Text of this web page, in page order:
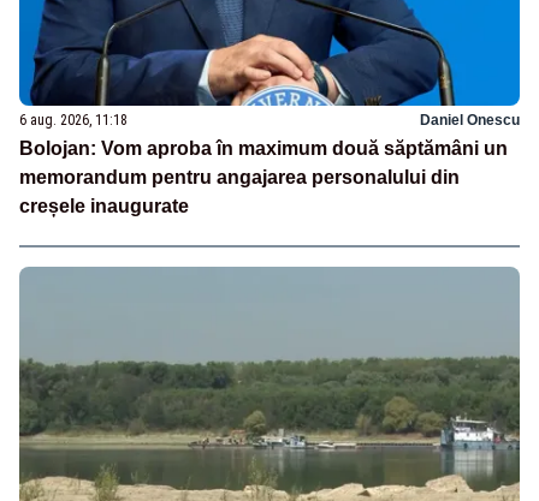
6 aug. 2026, 11:18 Daniel Onescu
Bolojan: Vom aproba în maximum două săptămâni un
memorandum pentru angajarea personalului din
creșele inaugurate